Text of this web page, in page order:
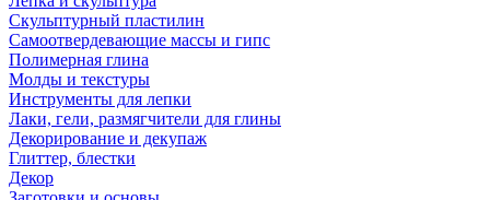
Скульптурный пластилин
Самоотвердевающие массы и гипс
Полимерная глина
Молды и текстуры
Инструменты для лепки
Лаки, гели, размягчители для глины
Декорирование и декупаж
Глиттер, блестки
Декор